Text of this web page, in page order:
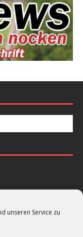
unseren Service zu